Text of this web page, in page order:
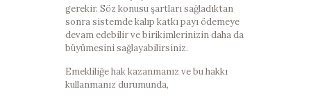
gerekir. Söz konusu şartları sağladıktan
sonra sistemde kalıp katkı payı ödemeye
devam edebilir ve birikimlerinizin daha da
büyümesini sağlayabilirsiniz.
Emekliliğe hak kazanmanız ve bu hakkı
kullanmanız durumunda,